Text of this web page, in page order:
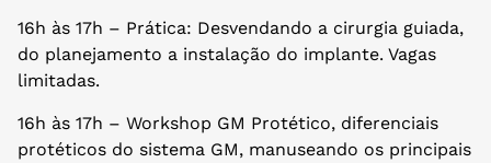
16h às 17h – Prática: Desvendando a cirurgia guiada,
do planejamento a instalação do implante. Vagas
limitadas.
16h às 17h – Workshop GM Protético, diferenciais
protéticos do sistema GM, manuseando os principais